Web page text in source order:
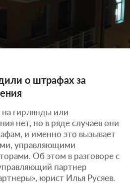
о штрафах за
гирлянды или
нет, но в ряде случаев они
и именно это вызывает
управляющими
Об этом в разговоре с
партнер
юрист Илья Русяев.